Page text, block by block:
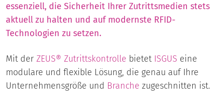
essenziell, die Sicherheit Ihrer Zutrittsmedien stets
aktuell zu halten und auf modernste RFID-
Technologien zu setzen.
Mit der ZEUS® Zutrittskontrolle bietet ISGUS eine
modulare und flexible Lösung, die genau auf Ihre
Unternehmensgröße und Branche zugeschnitten ist.